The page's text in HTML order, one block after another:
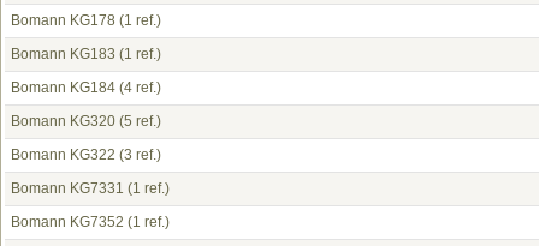
Bomann KG178 (1 ref.)
Bomann KG183 (1 ref.)
Bomann KG184 (4 ref.)
Bomann KG320 (5 ref.)
Bomann KG322 (3 ref.)
Bomann KG7331 (1 ref.)
Bomann KG7352 (1 ref.)